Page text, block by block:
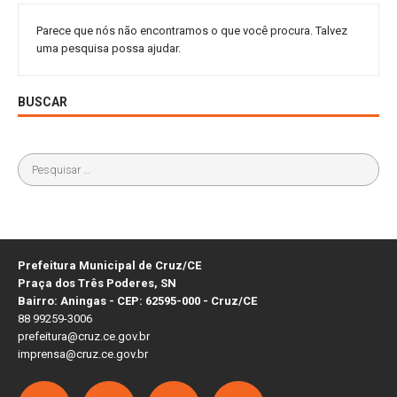
Parece que nós não encontramos o que você procura. Talvez
uma pesquisa possa ajudar.
BUSCAR
Prefeitura Municipal de Cruz/CE
Praça dos Três Poderes, SN
Bairro: Aningas - CEP: 62595-000 - Cruz/CE
88 99259-3006
prefeitura@cruz.ce.gov.br
imprensa@cruz.ce.gov.br